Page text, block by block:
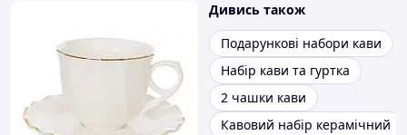
Дивись також
Подарункові набори кави
Набір кави та гуртка
2 чашки кави
Кавовий набір керамічний